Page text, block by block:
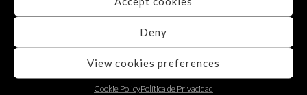
Deny
View cookies preferences
Cookie PolicyPolítica de Privacidad